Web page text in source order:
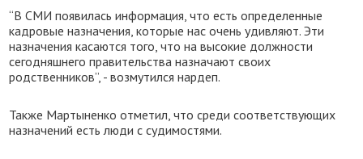
“В СМИ появилась информация, что есть определенные
кадровые назначения, которые нас очень удивляют. Эти
назначения касаются того, что на высокие должности
сегодняшнего правительства назначают своих
родственников”, - возмутился нардеп.
Также Мартыненко отметил, что среди соответствующих
назначений есть люди с судимостями.